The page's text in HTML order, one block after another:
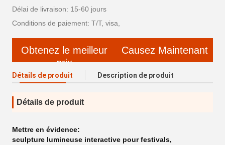
Délai de livraison: 15-60 jours
Conditions de paiement: T/T, visa,
Obtenez le meilleur
prix
Causez Maintenant
Détails de produit Description de produit
Détails de produit
Mettre en évidence:
sculpture lumineuse interactive pour festivals,